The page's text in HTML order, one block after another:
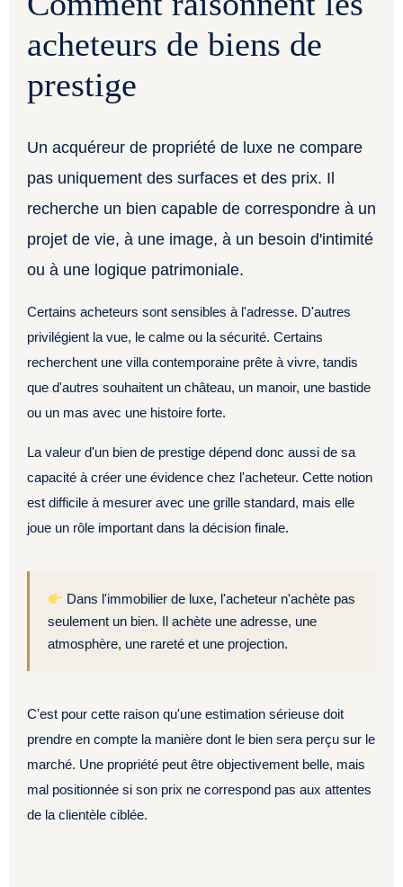
acheteurs de biens de
prestige
Un acquéreur de propriété de luxe ne compare
pas uniquement des surfaces et des prix. Il
recherche un bien capable de correspondre à un
projet de vie, à une image, à un besoin d'intimité
ou à une logique patrimoniale.
Certains acheteurs sont sensibles à l'adresse. D'autres
privilégient la vue, le calme ou la sécurité. Certains
recherchent une villa contemporaine prête à vivre, tandis
que d'autres souhaitent un château, un manoir, une bastide
ou un mas avec une histoire forte.
La valeur d'un bien de prestige dépend donc aussi de sa
capacité à créer une évidence chez l'acheteur. Cette notion
est difficile à mesurer avec une grille standard, mais elle
joue un rôle important dans la décision finale.
Dans l'immobilier de luxe, l'acheteur n'achète pas
seulement un bien. Il achète une adresse, une
atmosphère, une rareté et une projection.
C'est pour cette raison qu'une estimation sérieuse doit
prendre en compte la manière dont le bien sera perçu sur le
marché. Une propriété peut être objectivement belle, mais
mal positionnée si son prix ne correspond pas aux attentes
de la clientèle ciblée.